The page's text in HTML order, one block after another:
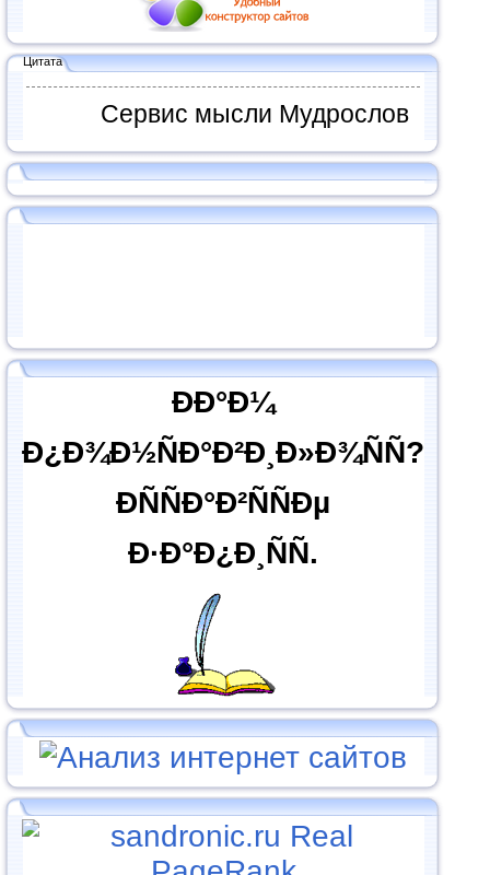
Цитата
Сервис мысли Мудрослов
ÐÐ°Ð¼
Ð¿Ð¾Ð½ÑÐ°Ð²Ð¸Ð»Ð¾ÑÑ?
ÐÑÑÐ°Ð²ÑÑÐµ
Ð·Ð°Ð¿Ð¸ÑÑ.